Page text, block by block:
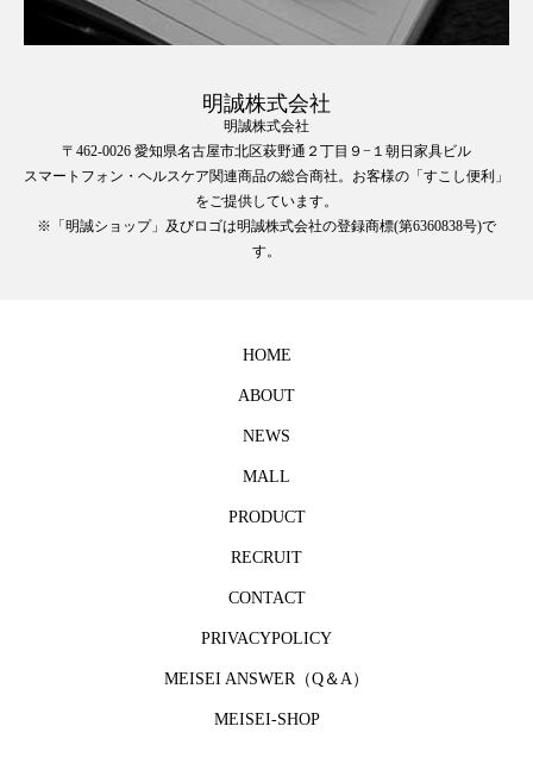
明誠株式会社
明誠株式会社
〒462-0026 愛知県名古屋市北区萩野通２丁目９−１朝日家具ビル
スマートフォン・ヘルスケア関連商品の総合商社。お客様の「すこし便利」
をご提供しています。
※「明誠ショップ」及びロゴは明誠株式会社の登録商標(第6360838号)で
す。
HOME
ABOUT
NEWS
MALL
PRODUCT
RECRUIT
CONTACT
PRIVACYPOLICY
MEISEI ANSWER（Q＆A）
MEISEI-SHOP